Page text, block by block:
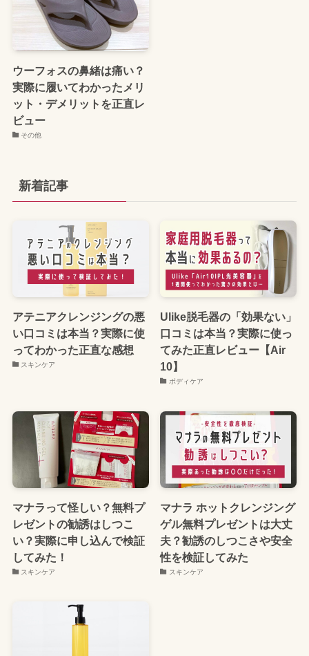
ウーフォスの鼻緒は痛い？
実際に履いてわかったメリ
ット・デメリットを正直レ
ビュー
その他
新着記事
アテニアクレンジングの悪
い口コミは本当？実際に使
ってわかった正直な感想
スキンケア
Ulike脱毛器の「効果ない」
口コミは本当？実際に使っ
てみた正直レビュー【Air
10】
ボディケア
マナラって怪しい？無料プ
レゼントの勧誘はしつこ
い？実際に申し込んで検証
してみた！
スキンケア
マナラ ホットクレンジング
ゲル無料プレゼントは大丈
夫？勧誘のしつこさや安全
性を検証してみた
スキンケア